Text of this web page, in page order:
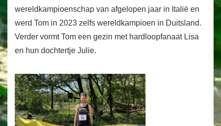
wereldkampioenschap van afgelopen jaar in Italië en
werd Tom in 2023 zelfs wereldkampioen in Duitsland.
Verder vormt Tom een gezin met hardloopfanaat Lisa
en hun dochtertje Julie.